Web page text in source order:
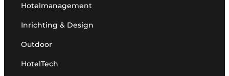
Hotelmanagement
Inrichting & Design
Outdoor
HotelTech